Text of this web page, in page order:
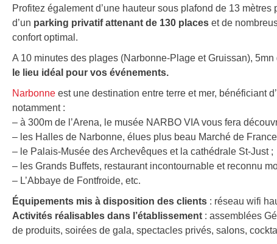
Profitez également d’une hauteur sous plafond de 13
d’un parking privatif attenant de 130 places et de
confort optimal.
A 10 minutes des plages (Narbonne-Plage et Gruissan),
le lieu idéal pour vos événements.
Narbonne est une destination entre terre et mer, bénéficiant
notamment :
– à 300m de l’Arena, le musée NARBO VIA vous fera
– les Halles de Narbonne, élues plus beau Marché de
– le Palais-Musée des Archevêques et la cathédrale St-Just ;
– les Grands Buffets, restaurant incontournable et reconnu
– L’Abbaye de Fontfroide, etc.
Équipements mis à disposition des clients : réseau wifi
Activités réalisables dans l’établissement : assemblées
de produits, soirées de gala, spectacles privés, salons,